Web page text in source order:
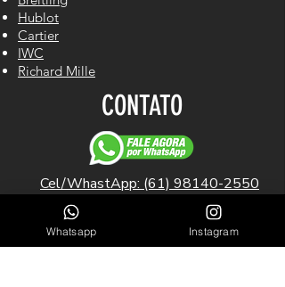
Hublot
Cartier
IWC
Richard Mille
CONTATO
Cel/WhastApp: (61) 98140-2550
LINKS ÚTEIS
Whatsapp Instagram